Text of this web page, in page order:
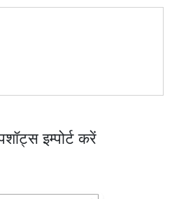
इम्पोर्ट करें